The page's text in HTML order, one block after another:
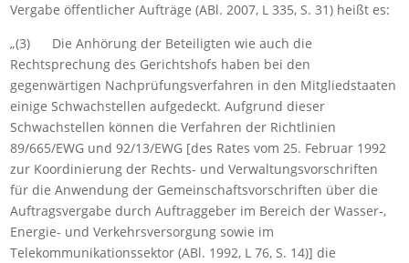
Vergabe öffentlicher Aufträge (ABl. 2007, L 335, S. 31) heißt es:
„(3) Die Anhörung der Beteiligten wie auch die
Rechtsprechung des Gerichtshofs haben bei den
gegenwärtigen Nachprüfungsverfahren in den Mitgliedstaaten
einige Schwachstellen aufgedeckt. Aufgrund dieser
Schwachstellen können die Verfahren der Richtlinien
89/665/EWG und 92/13/EWG [des Rates vom 25. Februar 1992
zur Koordinierung der Rechts- und Verwaltungsvorschriften
für die Anwendung der Gemeinschaftsvorschriften über die
Auftragsvergabe durch Auftraggeber im Bereich der Wasser‑,
Energie- und Verkehrsversorgung sowie im
Telekommunikationssektor (ABl. 1992, L 76, S. 14)] die